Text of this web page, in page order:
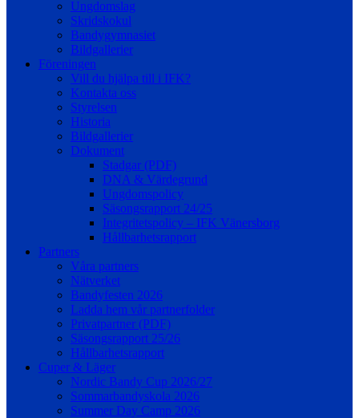
Ungdomslag
Skridskokul
Bandygymnasiet
Bildgallerier
Föreningen
Vill du hjälpa till i IFK?
Kontakta oss
Styrelsen
Historia
Bildgallerier
Dokument
Stadgar (PDF)
DNA & Värdegrund
Ungdomspolicy
Säsongsrapport 24/25
Integritetspolicy – IFK Vänersborg
Hållbarhetsrapport
Partners
Våra partners
Nätverket
Bandyfesten 2026
Ladda hem vår partnerfolder
Privatpartner (PDF)
Säsongsrapport 25/26
Hållbarhetsrapport
Cuper & Läger
Nordic Bandy Cup 2026/27
Sommarbandyskola 2026
Summer Day Camp 2026